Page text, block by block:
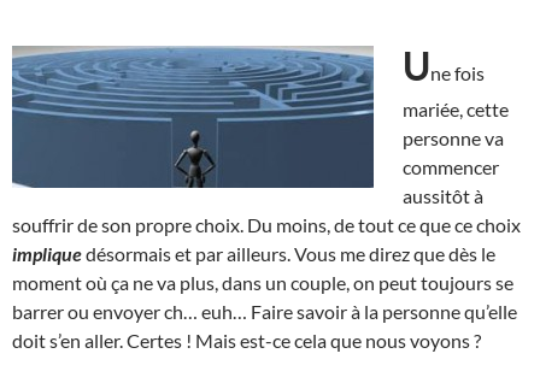
Une fois
mariée, cette
personne va
commencer
aussitôt à
souffrir de son propre choix. Du moins, de tout ce que ce choix
impliquedésormais et par ailleurs. Vous me direz que dès le
moment où ça ne va plus, dans un couple, on peut toujours se
barrer ou envoyer ch… euh… Faire savoir à la personne qu’elle
doit s’en aller. Certes ! Mais est-ce cela que nous voyons ?